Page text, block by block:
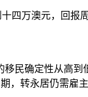
四万澳元，回报
民确定性从高到
，转永居仍需雇